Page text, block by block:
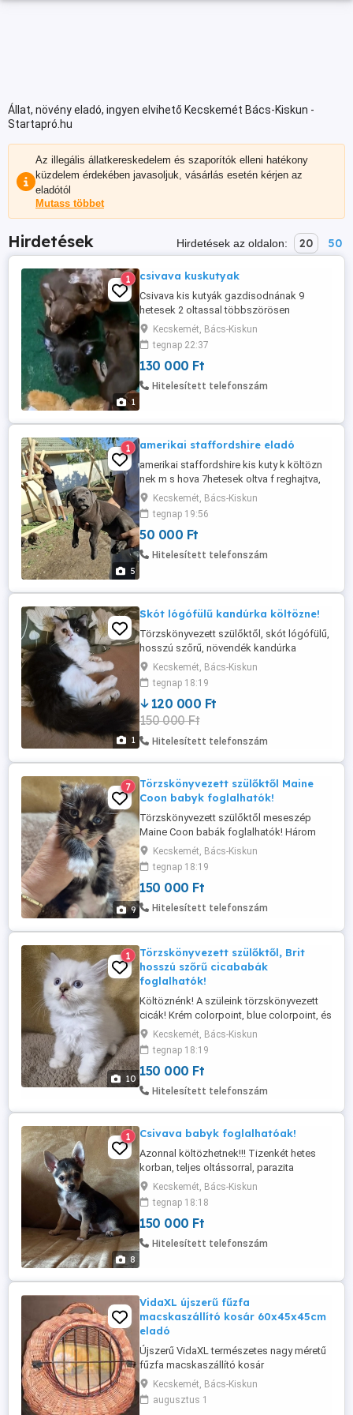
Állat, növény eladó, ingyen elvihető Kecskemét Bács-Kiskun -
Startapró.hu
Az illegális állatkereskedelem és szaporítók elleni hatékony
küzdelem érdekében javasoljuk, vásárlás esetén kérjen az
eladótól
Mutass többet
Hirdetések Hirdetések az oldalon: 20 50
1
1 csivava kuskutyak
Csivava kis kutyák gazdisodnának 9
hetesek 2 oltassal többszörösen
féregtelenitve 4kan 1szuka 3csoki 1merle
csoki és egy fekete A kép nem a legjobb
lett de kérésre videot küldök! és a képet
pótolni fogom!pici méretüek
lesznek!Kecskemet 06706006034
Kecskemét, Bács-Kiskun
tegnap 22:37
130 000 Ft
Hitelesített telefonszám
5
1 amerikai staffordshire eladó
amerikai staffordshire kis kuty k költözn
nek m s hova 7hetesek oltva f reghajtva,
olt si kis könyvel . Nyugot term szetüek kis
gyerekek mellöl , anya apa a helyszine
megn zhetőek . 5kisfiú 2 kis l ny
Kecskemét, Bács-Kiskun
tegnap 19:56
50 000 Ft
Hitelesített telefonszám
1
Skót lógófülű kandúrka költözne!
Törzskönyvezett szülőktől, skót lógófülű,
hosszú szőrű, növendék kandúrka
álomgazdit keres! Oltásai rendezettek!
Kezdőcsomaggal, szerződéssel,
számlával költözhet! Messengeren is
elérhető vagyok: Terézia Tóth Soltvadkert
Kecskemét, Bács-Kiskun
tegnap 18:19
120 000 Ft
150 000 Ft
Hitelesített telefonszám
9
7
Törzskönyvezett szülőktől Maine
Coon babyk foglalhatók!
Törzskönyvezett szülőktől meseszép
Maine Coon babák foglalhatók! Három
hetesek, tíz hetes korban költözhetnek új
családba! Két kombinált oltással,
garantáltan parazita mentesen,
kezdőcsomaggal, szerződéssel,
számlával adom át a leendő gazdinak!
Messengeren ...
Kecskemét, Bács-Kiskun
tegnap 18:19
150 000 Ft
Hitelesített telefonszám
10
1
Törzskönyvezett szülőktől, Brit
hosszú szőrű cicababák
foglalhatók!
Költöznénk! A szüleink törzskönyvezett
cicák! Krém colorpoint, blue colorpoint, és
egy fahéj cirmos színekből áll a kis
csapat! Tzenkét hetes korban, két
oltással, kezdőcsomaggal adom át
leendő családjának! Messengeren
elérhető vagyok: Terézia Tóth Soltvdkert
Kecskemét, Bács-Kiskun
tegnap 18:19
150 000 Ft
Hitelesített telefonszám
8
1 Csivava babyk foglalhatóak!
Azonnal költözhetnek!!! Tizenkét hetes
korban, teljes oltássorral, parazita
mentesen, kezdőcsomaggal,
szerződéssel, számlával adom át a
leendő Gazdinak! Apa törzskönyvezett,
tenyészszemlés kutyus! Az anyuka
fajtatiszta csivava! Minden felmerülő
Kecskemét, Bács-Kiskun
tegnap 18:18
150 000 Ft
Hitelesített telefonszám
VidaXL újszerű fűzfa
macskaszállító kosár 60x45x45cm
eladó
Újszerű VidaXL természetes nagy méretű
fűzfa macskaszállító kosár
kihasználatlanság miatt féláron eladó. Ára
14.000,- Forint. Méretei: 60x45x45cm.
Megtekinthető, átvehető Kecskeméten. A
Kecskemét, Bács-Kiskun
augusztus 1